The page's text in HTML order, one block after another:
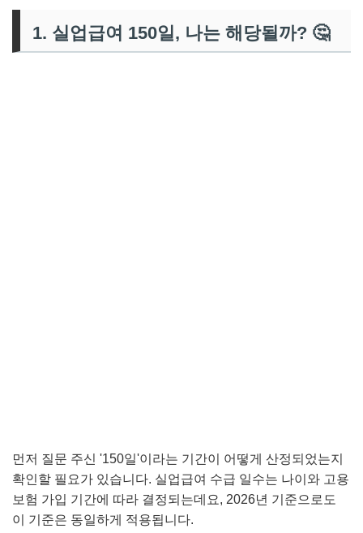
1. 실업급여 150일, 나는 해당될까? 🤔
먼저 질문 주신 '150일'이라는 기간이 어떻게 산정되었는지
확인할 필요가 있습니다. 실업급여 수급 일수는 나이와 고용
보험 가입 기간에 따라 결정되는데요, 2026년 기준으로도
이 기준은 동일하게 적용됩니다.